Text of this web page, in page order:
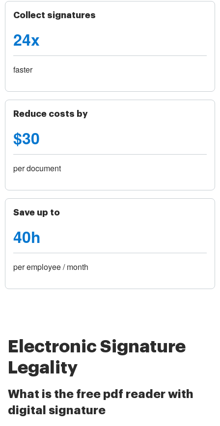
Collect signatures
24x
faster
Reduce costs by
$30
per document
Save up to
40h
per employee / month
Electronic Signature
Legality
What is the free pdf reader with
digital signature